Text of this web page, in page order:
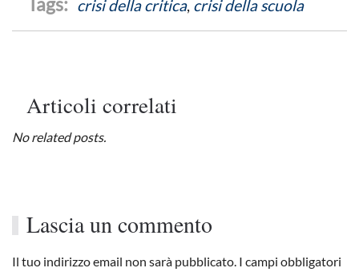
crisi della critica, crisi della scuola
Articoli correlati
No related posts.
Lascia un commento
Il tuo indirizzo email non sarà pubblicato. I campi obbligatori